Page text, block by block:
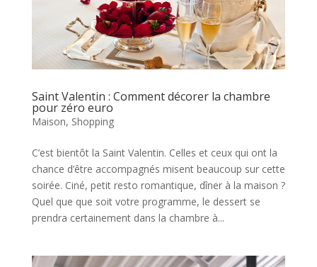
Saint Valentin : Comment décorer la chambre
pour zéro euro
Maison, Shopping
C’est bientôt la Saint Valentin. Celles et ceux qui ont la
chance d’être accompagnés misent beaucoup sur cette
soirée. Ciné, petit resto romantique, dîner à la maison ?
Quel que que soit votre programme, le dessert se
prendra certainement dans la chambre à...